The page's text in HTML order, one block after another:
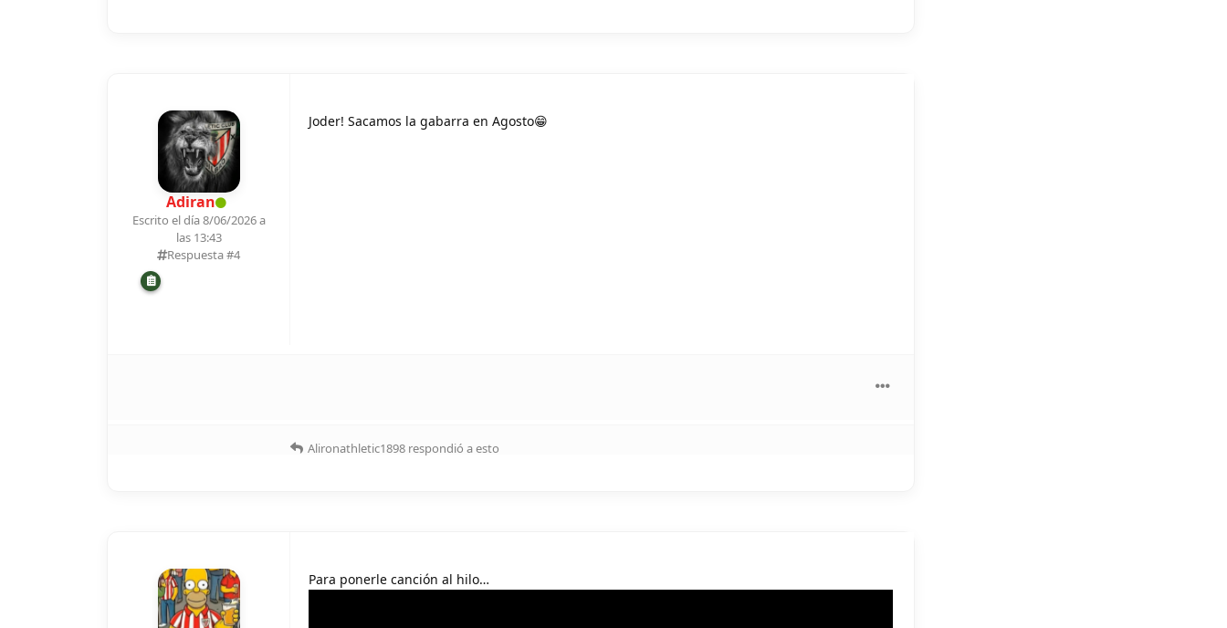
Adiran
Escrito el día 8/06/2026 a
las 13:43
Respuesta #4
Joder! Sacamos la gabarra en Agosto😁
Alironathletic1898 respondió a esto
Para ponerle canción al hilo…